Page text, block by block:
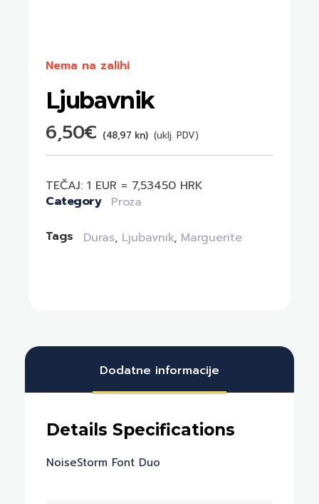
Ljubavnik
6,50€ (48,97 kn) (uklj. PDV)
Nema na zalihi
TEČAJ: 1 EUR = 7,53450 HRK
Category
Proza
Tags
Duras, Ljubavnik, Marguerite
Dodatne informacije